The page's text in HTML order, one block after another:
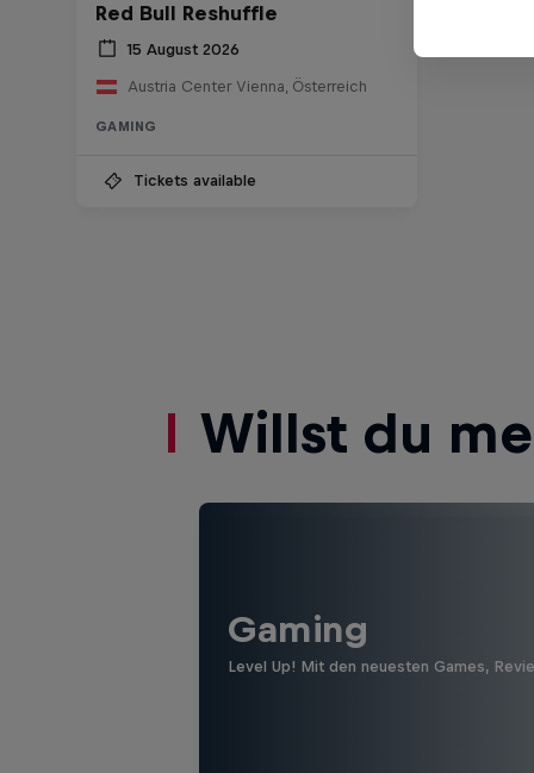
Red Bull Reshuffle
15 August 2026
Austria Center Vienna, Österreich
GAMING
Tickets available
Willst du
Gaming
Level Up! Mit den neuesten Games,